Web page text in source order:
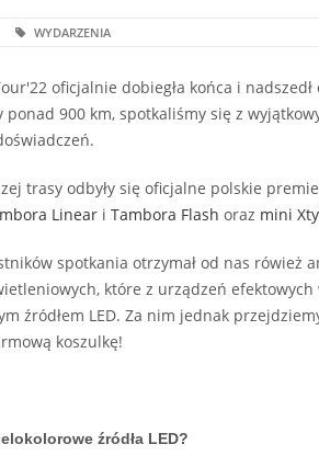
WYDARZENIA
oficjalnie dobiegła końca i
ponad 900 km, spotkaliśmy się z
trasy odbyły się oficjalne polskie
Linear i Tambora Flash oraz mini
spotkania otrzymał od nas rówież
które z urządzeń
źródłem LED. Za nim jednak
koszulkę!
źródła LED?